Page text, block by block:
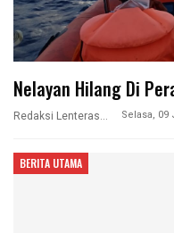
Nelayan Hilang Di
Selasa, 09
BERITA UTAMA